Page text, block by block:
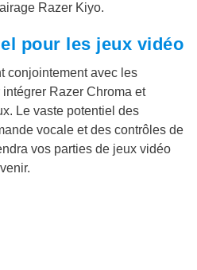
Razer Kiyo.
pour les jeux vidéo
conjointement avec les
Razer Chroma et
Le vaste potentiel des
vocale et des contrôles de
vos parties de jeux vidéo